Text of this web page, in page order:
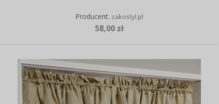
Producent: zakostyl.pl
58,00 zł